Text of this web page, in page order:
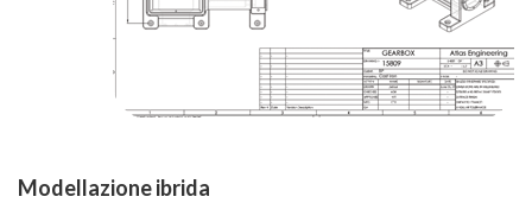
Modellazione ibrida